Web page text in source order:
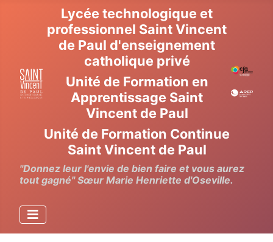
Lycée technologique et
professionnel Saint Vincent
de Paul d'enseignement
catholique privé
Unité de Formation en
Apprentissage Saint
Vincent de Paul
Unité de Formation Continue
Saint Vincent de Paul
"Donnez leur l'envie de bien faire et vous aurez
tout gagné" Sœur Marie Henriette d'Oseville.